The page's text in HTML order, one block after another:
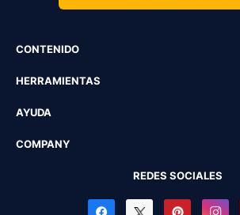
CONTENIDO
HERRAMIENTAS
AYUDA
COMPANY
REDES SOCIALES